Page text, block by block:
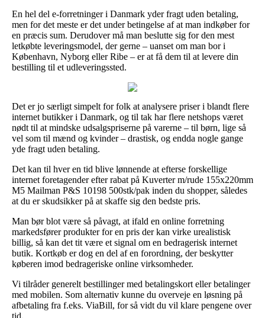
En hel del e-forretninger i Danmark yder fragt uden betaling,
men for det meste er det under betingelse af at man indkøber for
en præcis sum. Derudover må man beslutte sig for den mest
letkøbte leveringsmodel, der gerne – uanset om man bor i
København, Nyborg eller Ribe – er at få dem til at levere din
bestilling til et udleveringssted.
Det er jo særligt simpelt for folk at analysere priser i blandt flere
internet butikker i Danmark, og til tak har flere netshops været
nødt til at mindske udsalgspriserne på varerne – til børn, lige så
vel som til mænd og kvinder – drastisk, og endda nogle gange
yde fragt uden betaling.
Det kan til hver en tid blive lønnende at efterse forskellige
internet foretagender efter rabat på Kuverter m/rude 155x220mm
M5 Mailman P&S 10198 500stk/pak inden du shopper, således
at du er skudsikker på at skaffe sig den bedste pris.
Man bør blot være så påvagt, at ifald en online forretning
markedsfører produkter for en pris der kan virke urealistisk
billig, så kan det tit være et signal om en bedragerisk internet
butik. Kortkøb er dog en del af en forordning, der beskytter
køberen imod bedrageriske online virksomheder.
Vi tilråder generelt bestillinger med betalingskort eller betalinger
med mobilen. Som alternativ kunne du overveje en løsning på
afbetaling fra f.eks. ViaBill, for så vidt du vil klare pengene over
tid.